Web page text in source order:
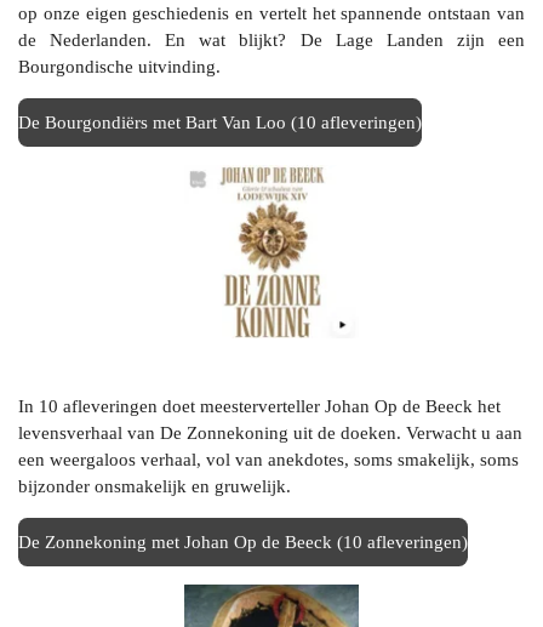
op onze eigen geschiedenis en vertelt het spannende ontstaan van
de Nederlanden. En wat blijkt? De Lage Landen zijn een
Bourgondische uitvinding.
De Bourgondiërs met Bart Van Loo (10 afleveringen)
In 10 afleveringen doet meesterverteller Johan Op de Beeck het
levensverhaal van De Zonnekoning uit de doeken. Verwacht u aan
een weergaloos verhaal, vol van anekdotes, soms smakelijk, soms
bijzonder onsmakelijk en gruwelijk.
De Zonnekoning met Johan Op de Beeck (10 afleveringen)